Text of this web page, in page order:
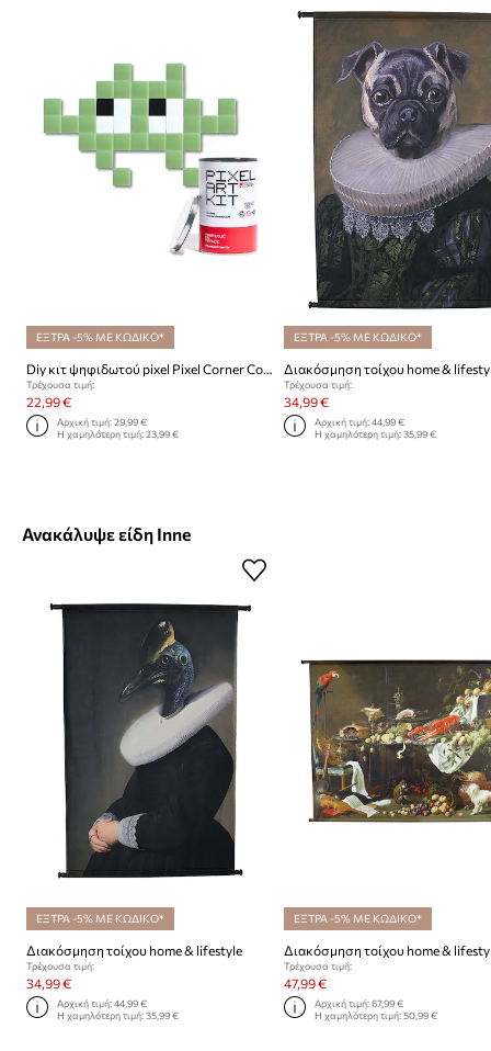
ΕΞΤΡΑ -5% ΜΕ ΚΩΔΙΚΟ*
Diy κιτ ψηφιδωτού pixel Pixel Corner Corner Little Alien
Τρέχουσα τιμή:
22,99 €
Αρχική τιμή:29,99 €
Η χαμηλότερη τιμή:23,99 €
ΕΞΤΡΑ -5% ΜΕ ΚΩΔΙΚΟ*
Διακόσμηση τοίχου home &
Τρέχουσα τιμή:
34,99 €
Αρχική τιμή: 44,99 €
Η χαμηλότερη τιμή: 35,99 €
Ανακάλυψε είδη Inne
ΕΞΤΡΑ -5% ΜΕ ΚΩΔΙΚΟ*
Διακόσμηση τοίχου home & lifestyle
Τρέχουσα τιμή:
34,99 €
Αρχική τιμή:44,99 €
Η χαμηλότερη τιμή:35,99 €
ΕΞΤΡΑ -5% ΜΕ ΚΩΔΙΚΟ*
Τρέχουσα τιμή:
47,99 €
Αρχική τιμή: 67,99 €
Η χαμηλότερη τιμή: 50,99 €